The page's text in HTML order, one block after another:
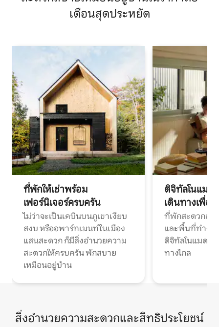
เดือนสุดประหยัด
ที่พักให้เช่าพร้อม
เฟอร์นิเจอร์ครบครัน
ไม่ว่าจะเป็นเคบินบนภูเขาเงียบ
สงบ หรืออพาร์ทเมนท์ในเมือง
แสนสะดวก ก็มีสิ่งอำนวยความ
สะดวกให้ครบครัน พักสบาย
เหมือนอยู่บ้าน
ดิจิทัลโนแมด
เดินทางเพื่อ
ที่พักสะดวกสบ
และพื้นที่ทำงา
ดิจิทัลโนแมดแ
ทางไกล
สิ่งอำนวยความสะดวกและสิทธิประโยชน์